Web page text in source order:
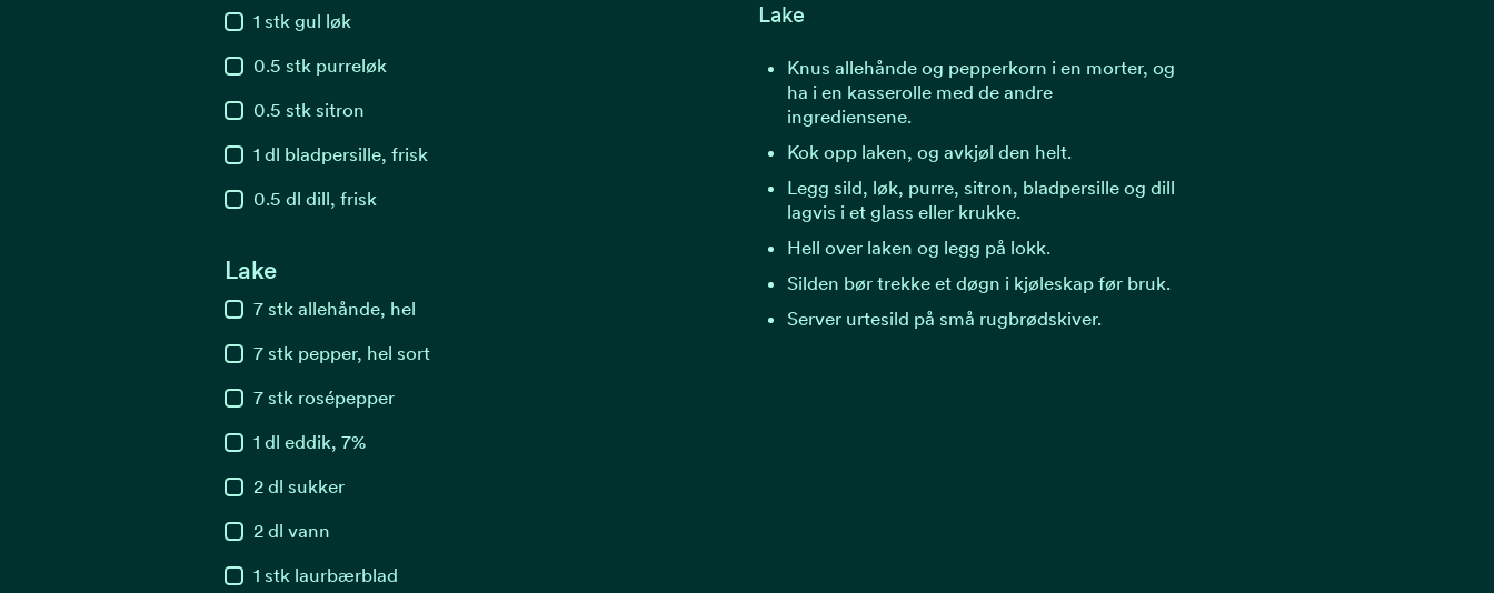
1 stk gul løk
0.5 stk purreløk
0.5 stk sitron
1 dl bladpersille, frisk
0.5 dl dill, frisk
Lake
7 stk allehånde, hel
7 stk pepper, hel sort
7 stk rosépepper
1 dl eddik, 7%
2 dl sukker
2 dl vann
1 stk laurbærblad
Lake
Knus allehånde og pepperkorn i en morter, og
ha i en kasserolle med de andre
ingrediensene.
Kok opp laken, og avkjøl den helt.
Legg sild, løk, purre, sitron, bladpersille og dill
lagvis i et glass eller krukke.
Hell over laken og legg på lokk.
Silden bør trekke et døgn i kjøleskap før bruk.
Server urtesild på små rugbrødskiver.